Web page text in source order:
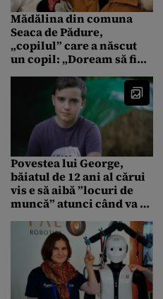
Mădălina din comuna
Seaca de Pădure,
„copilul” care a născut
un copil: „Doream să fiu
Povestea lui George,
băiatul de 12 ani al cărui
vis e să aibă ”locuri de
muncă” atunci când va fi